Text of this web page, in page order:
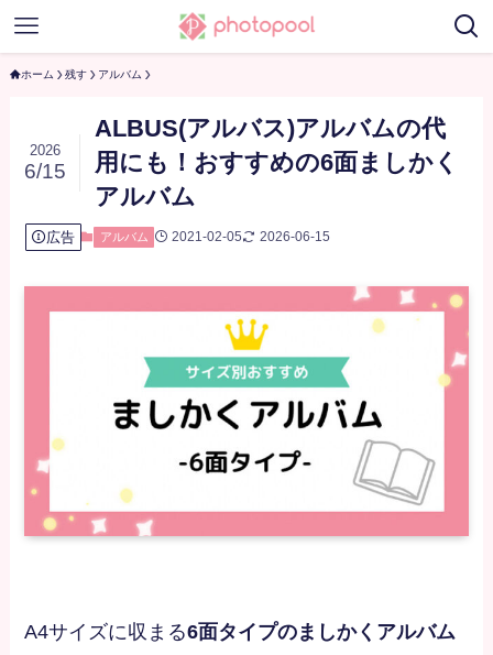
ホーム 残す アルバム
ALBUS(アルバス)アルバムの代
用にも！おすすめの6面ましかく
アルバム
2026
6/15
広告 アルバム 2021-02-05 2026-06-15
A4サイズに収まる6面タイプのましかくアルバム